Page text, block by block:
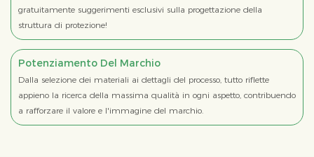
gratuitamente suggerimenti esclusivi sulla progettazione della
struttura di protezione!
Potenziamento Del Marchio
Dalla selezione dei materiali ai dettagli del processo, tutto riflette
appieno la ricerca della massima qualità in ogni aspetto, contribuendo
a rafforzare il valore e l'immagine del marchio.